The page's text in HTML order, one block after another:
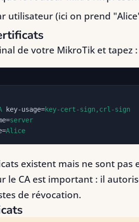
utilisateur (ici on prend
de votre MikroTik et tapez :
key-usage=key-cert-sign,crl-sign
server
Alice
existent mais ne sont pas
le CA est important : il
de révocation.